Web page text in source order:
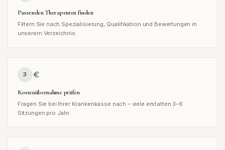
Passenden Therapeuten finden
Filtern Sie nach Spezialisierung, Qualifikation und Bewertungen in
unserem Verzeichnis.
3
Kostenübernahme prüfen
Fragen Sie bei Ihrer Krankenkasse nach – viele erstatten 3–6
Sitzungen pro Jahr.